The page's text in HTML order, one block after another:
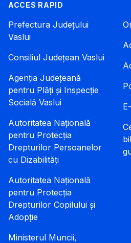
ACCES RAPID
Prefectura Județului
Vaslui
Consiliul Județean Vaslui
Agenția Județeană
pentru Plăți și Inspecție
Socială Vaslui
Autoritatea Națională
pentru Protecția
Drepturilor Persoanelor
cu Dizabilități
Autoritatea Națională
pentru Protecția
Drepturilor Copilului și
Adopție
Ministerul Muncii,